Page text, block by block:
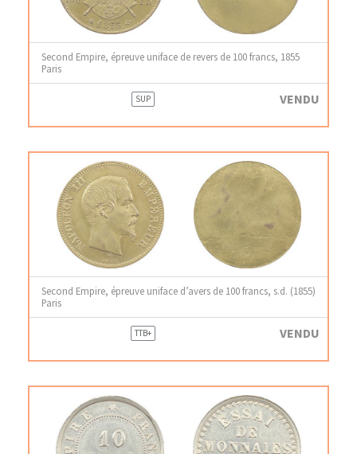
Second Empire, épreuve uniface de revers de 100 francs, 1855
Paris
SUP VENDU
Second Empire, épreuve uniface d’avers de 100 francs, s.d. (1855)
Paris
TTB+ VENDU